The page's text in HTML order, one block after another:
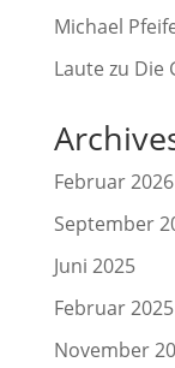
Michael
Laute zu Die
Februar 2026
September
Juni 2025
Februar 2025
November